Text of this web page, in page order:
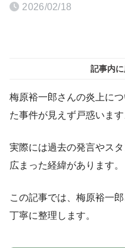
2026/02/18
記事内
梅原裕一郎さんの炎上に
た事件が見えず戸惑います
実際には過去の発言やス
広まった経緯があります。
この記事では、梅原裕一
丁寧に整理します。